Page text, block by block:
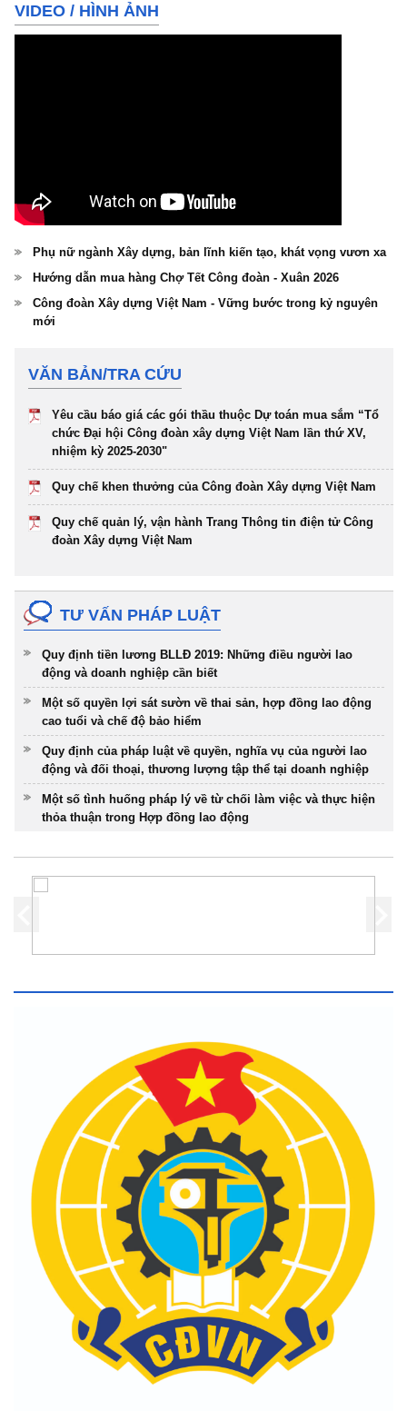
VIDEO / HÌNH ẢNH
Phụ nữ ngành Xây dựng, bản lĩnh kiến tạo, khát vọng vươn xa
Hướng dẫn mua hàng Chợ Tết Công đoàn - Xuân 2026
Công đoàn Xây dựng Việt Nam - Vững bước trong kỷ nguyên
mới
VĂN BẢN/TRA CỨU
Yêu cầu báo giá các gói thầu thuộc Dự toán mua sắm “Tổ
chức Đại hội Công đoàn xây dựng Việt Nam lần thứ XV,
nhiệm kỳ 2025-2030"
Quy chế khen thưởng của Công đoàn Xây dựng Việt Nam
Quy chế quản lý, vận hành Trang Thông tin điện tử Công
đoàn Xây dựng Việt Nam
TƯ VẤN PHÁP LUẬT
Quy định tiền lương BLLĐ 2019: Những điều người lao
động và doanh nghiệp cần biết
Một số quyền lợi sát sườn về thai sản, hợp đồng lao động
cao tuổi và chế độ bảo hiểm
Quy định của pháp luật về quyền, nghĩa vụ của người lao
động và đối thoại, thương lượng tập thể tại doanh nghiệp
Một số tình huống pháp lý về từ chối làm việc và thực hiện
thỏa thuận trong Hợp đồng lao động